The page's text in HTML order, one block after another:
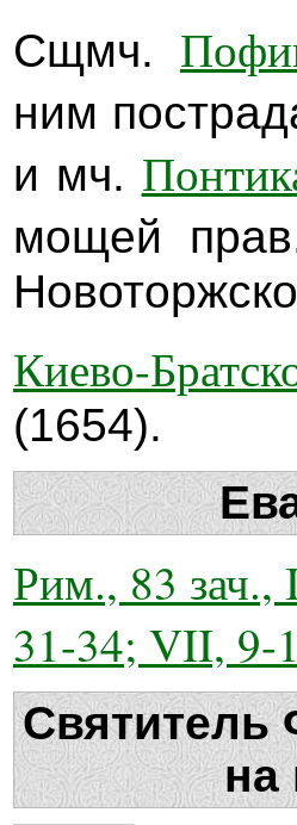
Сщмч.
ним
и мч.
мощей
Киево-
(1654).
Рим., 83
31-34; VII, 9-
на